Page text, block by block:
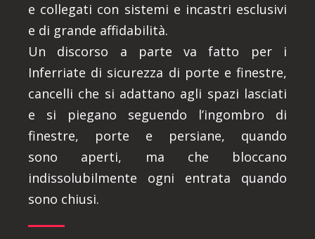
e collegati con sistemi e incastri esclusivi
e di grande affidabilità.
Un discorso a parte va fatto per i
Inferriate di sicurezza di porte e finestre,
cancelli che si adattano agli spazi lasciati
e si piegano seguendo l’ingombro di
finestre, porte e persiane, quando
sono aperti, ma che bloccano
indissolubilmente ogni entrata quando
sono chiusi.